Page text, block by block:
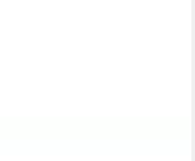
Fahrradanhänger 2in1